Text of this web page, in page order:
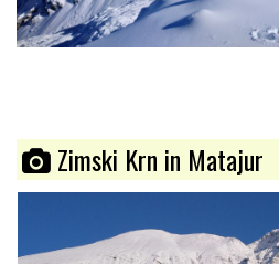
Zimski Krn in Matajur